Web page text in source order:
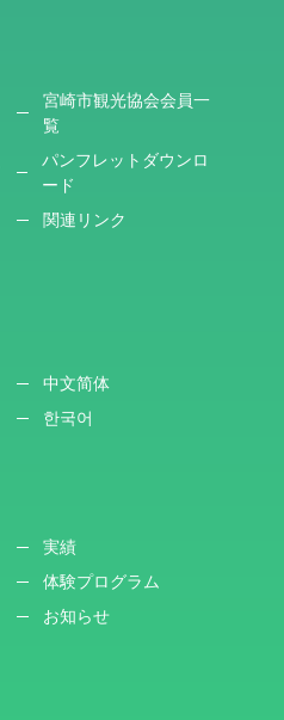
宮崎市観光協会会員一
覧
パンフレットダウンロ
ード
関連リンク
中文简体
한국어
実績
体験プログラム
お知らせ